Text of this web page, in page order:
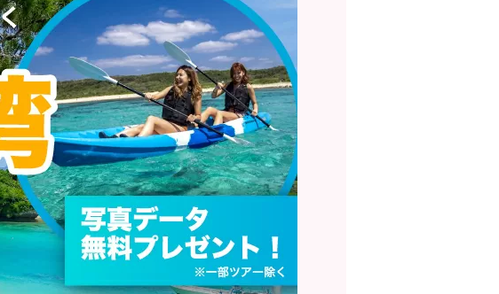
렌터카 관광 투어
스파 & 릴랙스
제션
모노즈쿠리 체험